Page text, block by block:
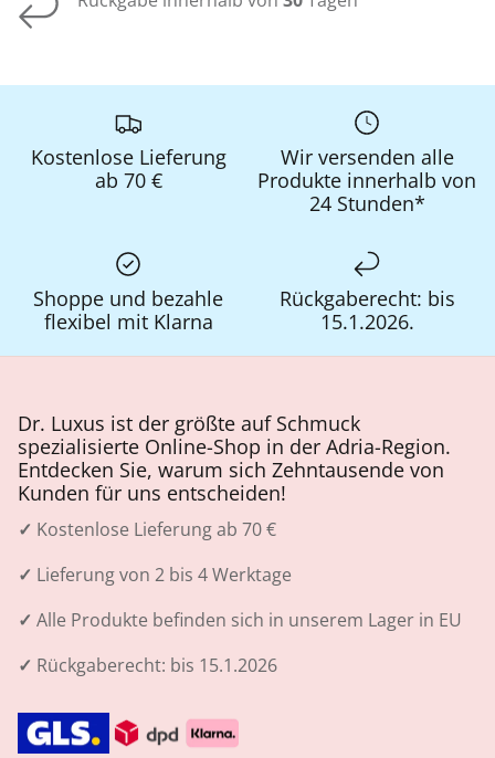
Kostenlose Lieferung
ab 70 €
Wir versenden alle
Produkte innerhalb von
24 Stunden*
Shoppe und bezahle
flexibel mit Klarna
Rückgaberecht: bis
15.1.2026.
Dr. Luxus ist der größte auf Schmuck
spezialisierte Online-Shop in der Adria-Region.
Entdecken Sie, warum sich Zehntausende von
Kunden für uns entscheiden!
✓ Kostenlose Lieferung ab 70 €
✓ Lieferung von 2 bis 4 Werktage
✓ Alle Produkte befinden sich in unserem Lager in EU
✓ Rückgaberecht: bis 15.1.2026